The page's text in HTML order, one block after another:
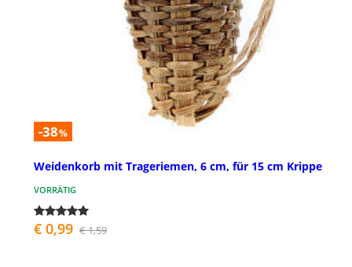
-38%
Weidenkorb mit Trageriemen, 6 cm, für 15 cm Krippe
VORRÄTIG
€ 0,99 € 1,59